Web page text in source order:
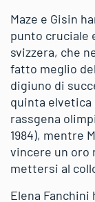
Maze e Gisin
punto cruciale
svizzera, che
fatto meglio
digiuno di
quinta elvetica
rassgena
1984), mentre
vincere un oro
mettersi al
Elena